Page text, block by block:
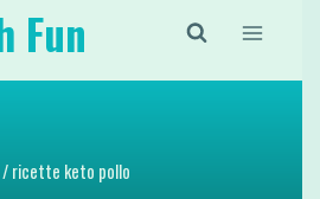
Fun
/ricette keto pollo